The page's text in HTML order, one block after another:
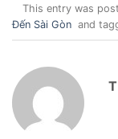
This entry was
Đến Sài Gòn and